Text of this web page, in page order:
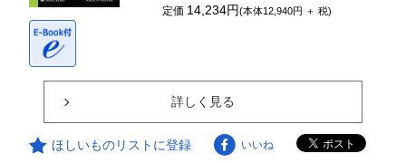
定価 14,234円(本体12,940円 ＋ 税)
詳しく見る
ほしいものリストに登録 いいね